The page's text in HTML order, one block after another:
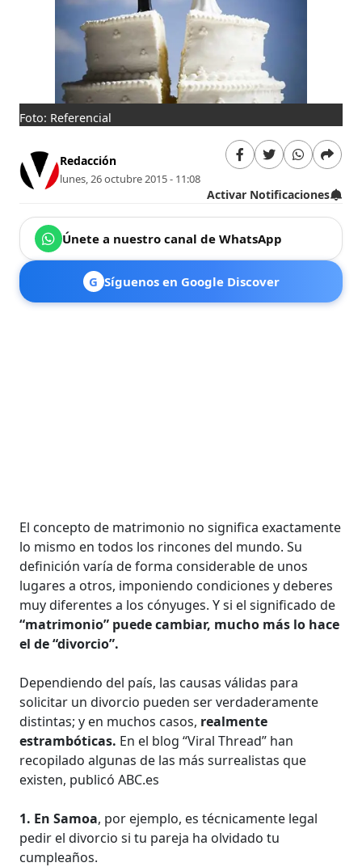
Foto: Referencial
Redacción
lunes, 26 octubre 2015 - 11:08
Activar Notificaciones
Únete a nuestro canal de WhatsApp
G Síguenos en Google Discover
El concepto de matrimonio no significa exactamente
lo mismo en todos los rincones del mundo. Su
definición varía de forma considerable de unos
lugares a otros, imponiendo condiciones y deberes
muy diferentes a los cónyuges. Y si el significado de
“matrimonio” puede cambiar, mucho más lo hace
el de “divorcio”.
Dependiendo del país, las causas válidas para
solicitar un divorcio pueden ser verdaderamente
distintas; y en muchos casos, realmente
estrambóticas. En el blog “Viral Thread” han
recopilado algunas de las más surrealistas que
existen, publicó ABC.es
1. En Samoa, por ejemplo, es técnicamente legal
pedir el divorcio si tu pareja ha olvidado tu
cumpleaños.